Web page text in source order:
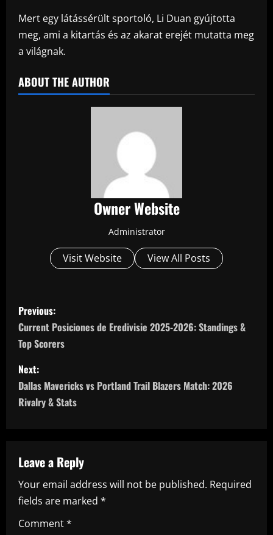
Mert egy látássérült sportoló, Li Duan gyújtotta
meg, ami a kitartás és az akarat erejét mutatta meg
a világnak.
ABOUT THE AUTHOR
Owner Website
Administrator
Visit Website View All Posts
P
o
s
t
n
v
i
g
Previous:
Current Posiciones de Eredivisie 2025-2026: Standings &
Top Scorers
Next:
Dallas Mavericks vs Portland Trail Blazers Match: 2026
Rivalry & Stats
Leave a Reply
Your email address will not be published. Required
fields are marked *
Comment*